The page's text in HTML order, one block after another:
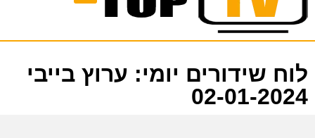
לוח שידורים יומי: ערוץ בייבי
02-01-2024